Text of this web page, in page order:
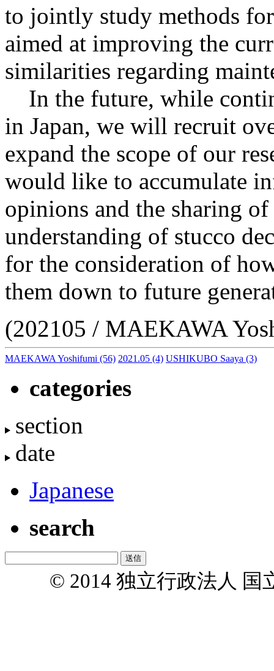
to jointly study methods
aimed at improving the
similarities regarding
In the future, while
in Japan, we will recruit
expand the scope of our
would like to accumulate
opinions and the sharing of
understanding of stucco
for the consideration of
them down to future
(202105 / MAEKAWA
MAEKAWA Yoshifumi (56) 2021.05 (4) USHIKUBO Saaya (3)
categories
section
date
Japanese
search
© 2014 独立行政法人 国